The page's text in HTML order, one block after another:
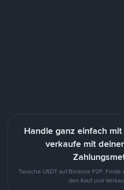
Handle ganz einfach
verkaufe mit
Tausche USDT auf Binance P2P.
den Kauf und